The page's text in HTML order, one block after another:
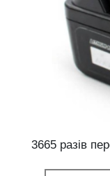
3665 разів